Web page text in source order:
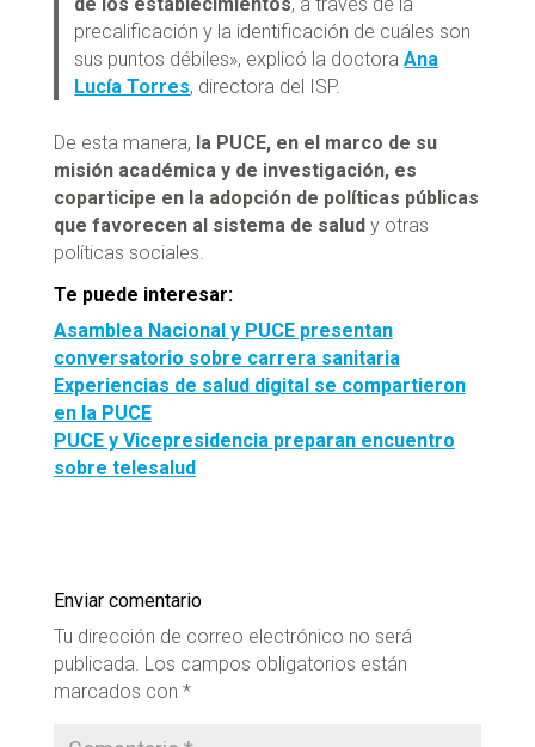
precalificación y la identificación de cuáles son
sus puntos débiles», explicó la doctoraAna
Lucía Torres, directora del ISP.
De esta manera, la PUCE, en el marco de su
misión académica y de investigación, es
coparticipe en la adopción de políticas públicas
que favorecen al sistema de salud y otras
políticas sociales.
Te puede interesar:
Asamblea Nacional y PUCE presentan
conversatorio sobre carrera sanitaria
Experiencias de salud digital se compartieron
en la PUCE
PUCE y Vicepresidencia preparan encuentro
sobre telesalud
Enviar comentario
Tu dirección de correo electrónico no será
publicada. Los campos obligatorios están
marcados con *